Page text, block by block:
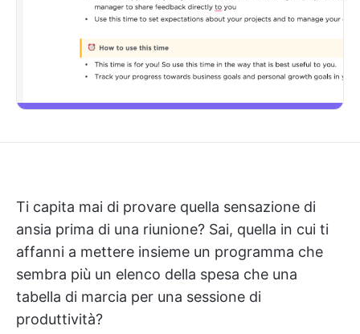
Ti capita mai di provare quella sensazione di
ansia prima di una riunione? Sai, quella in cui ti
affanni a mettere insieme un programma che
sembra più un elenco della spesa che una
tabella di marcia per una sessione di
produttività?